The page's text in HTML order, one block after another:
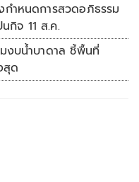
กำหนดการสวดอภิธรรม
กิจ 11 ส.ค.
งบน้ำบาดาล ชี้พื้นที่
สุด